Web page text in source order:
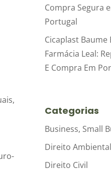
Compra Segura
Portugal
Cicaplast Baume
Farmácia Leal:
E Compra Em
Categorias
Business, Small
Direito Ambiental
Direito Civil